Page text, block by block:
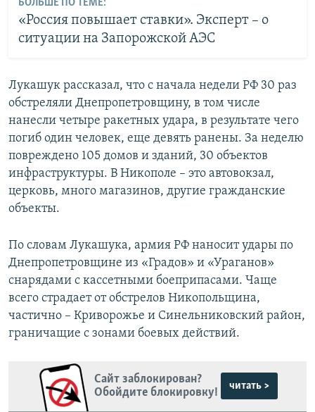
БОЛЬШЕ ПО ТЕМЕ:
«Россия повышает ставки». Эксперт – о
ситуации на Запорожской АЭС
Лукашук рассказал, что с начала недели РФ 30 раз
обстреляли Днепропетровщину, в том числе
нанесли четыре ракетных удара, в результате чего
погиб один человек, еще девять ранены. За неделю
повреждено 105 домов и зданий, 30 объектов
инфраструктуры. В Никополе – это автовокзал,
церковь, много магазинов, другие гражданские
объекты.
По словам Лукашука, армия РФ наносит удары по
Днепропетровщине из «Градов» и «Ураганов»
снарядами с кассетными боеприпасами. Чаще
всего страдает от обстрелов Никопольщина,
частично – Криворожье и Синельниковский район,
граничащие с зонами боевых действий.
Сайт заблокирован?
Обойдите блокировку!
читать >